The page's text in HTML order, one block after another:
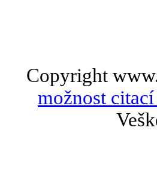
Copyright
možnost